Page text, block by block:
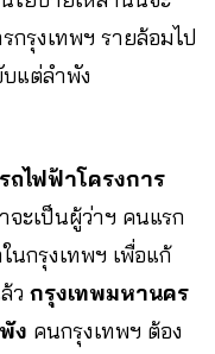
กรุงเทพฯ รายล้อมไป
แต่ลำพัง
ถไฟฟ้าโครงการ
จะเป็นผู้ว่าฯ คนแรก
นกรุงเทพฯ เพื่อแก้
ว กรุงเทพมหานคร
ง คนกรุงเทพฯ ต้อง